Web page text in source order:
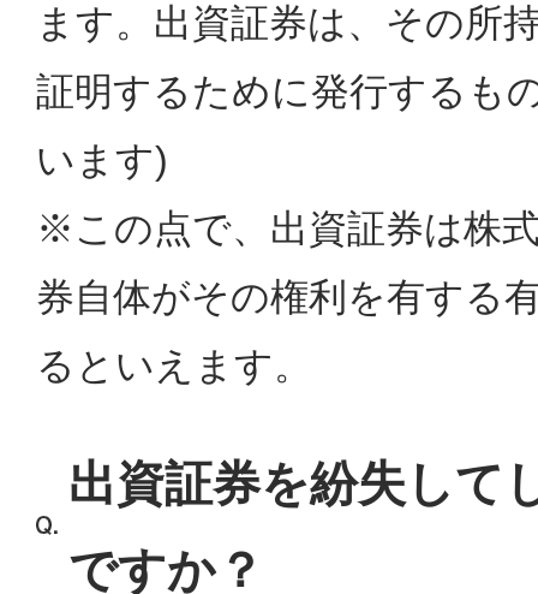
ます。出資証券は、その所
証明するために発行するも
います)
※この点で、出資証券は株
券自体がその権利を有する
るといえます。
出資証券を紛失して
ですか？